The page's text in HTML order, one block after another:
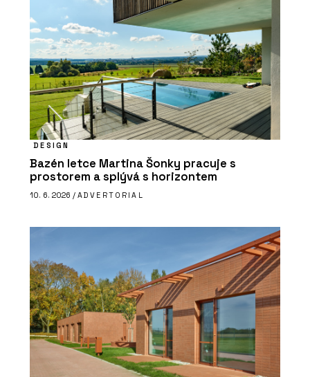
DESIGN
Bazén letce Martina Šonky pracuje s
prostorem a splývá s horizontem
10. 6. 2026 / ADVERTORIAL